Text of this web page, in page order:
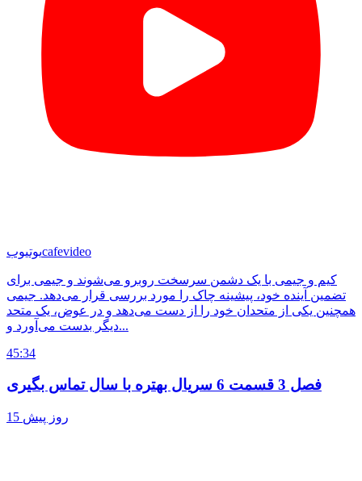
یوتیوبcafevideo
کیم و جیمی با یک دشمن سرسخت روبرو می‌شوند و جیمی برای
تضمین آینده خود، پیشینه چاک را مورد بررسی قرار می‌دهد. جیمی
همچنین یکی از متحدان خود را از دست می‌دهد و در عوض، یک متحد
دیگر بدست می‌آورد و...
45:34
فصل 3 قسمت 6 سریال بهتره با سال تماس بگیری
15 روز پیش